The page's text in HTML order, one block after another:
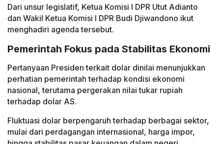
Dari unsur legislatif, Ketua Komisi I DPR Utut Adianto
dan Wakil Ketua Komisi I DPR Budi Djiwandono ikut
menghadiri agenda tersebut.
Pemerintah Fokus pada Stabilitas Ekonomi
Pertanyaan Presiden terkait dolar dinilai menunjukkan
perhatian pemerintah terhadap kondisi ekonomi
nasional, terutama pergerakan nilai tukar rupiah
terhadap dolar AS.
Fluktuasi dolar berpengaruh terhadap berbagai sektor,
mulai dari perdagangan internasional, harga impor,